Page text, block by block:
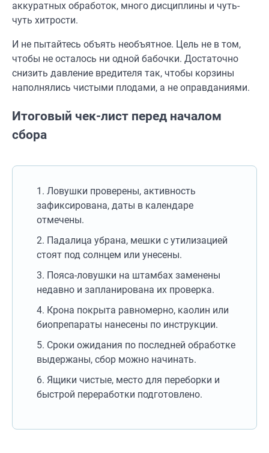
аккуратных обработок, много дисциплины и чуть-
чуть хитрости.
И не пытайтесь объять необъятное. Цель не в том,
чтобы не осталось ни одной бабочки. Достаточно
снизить давление вредителя так, чтобы корзины
наполнялись чистыми плодами, а не оправданиями.
Итоговый чек-лист перед началом
сбора
Ловушки проверены, активность
зафиксирована, даты в календаре
отмечены.
Падалица убрана, мешки с утилизацией
стоят под солнцем или унесены.
Пояса-ловушки на штамбах заменены
недавно и запланирована их проверка.
Крона покрыта равномерно, каолин или
биопрепараты нанесены по инструкции.
Сроки ожидания по последней обработке
выдержаны, сбор можно начинать.
Ящики чистые, место для переборки и
быстрой переработки подготовлено.